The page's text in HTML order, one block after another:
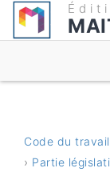
Code du travail
› Partie